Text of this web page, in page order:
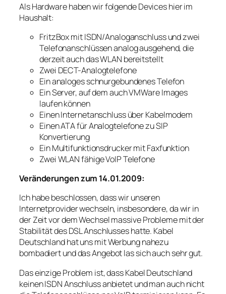
Als Hardware haben wir folgende Devices hier im
Haushalt:
FritzBox mit ISDN/Analoganschluss und zwei
Telefonanschlüssen analog ausgehend, die
derzeit auch das WLAN bereitstellt
Zwei DECT-Analogtelefone
Ein analoges schnurgebundenes Telefon
Ein Server, auf dem auch VMWare Images
laufen können
Einen Internetanschluss über Kabelmodem
Einen ATA für Analogtelefone zu SIP
Konvertierung
Ein Multifunktionsdrucker mit Faxfunktion
Zwei WLAN fähige VoIP Telefone
Veränderungen zum 14.01.2009:
Ich habe beschlossen, dass wir unseren
Internetprovider wechseln, insbesondere, da wir in
der Zeit vor dem Wechsel massive Probleme mit der
Stabilität des DSL Anschlusses hatte. Kabel
Deutschland hat uns mit Werbung nahezu
bombadiert und das Angebot las sich auch sehr gut.
Das einzige Problem ist, dass Kabel Deutschland
keinen ISDN Anschluss anbietet und man auch nicht